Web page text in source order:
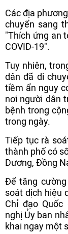
Các địa
chuyển sang
"Thích ứng an
COVID-19".
Tuy nhiên,
dân đã di
tiềm ẩn nguy
nơi người dân
bệnh trong
trong ngày.
Tiếp tục rà
thành phố có
Dương, Đồng
Để tăng
soát dịch hiệu
Chỉ đạo Quốc
nghị Ủy ban
khai ngay một